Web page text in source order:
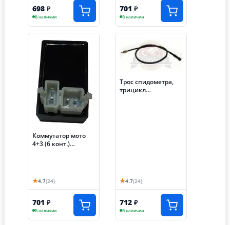
698 ₽
В наличии
701 ₽
В наличии
Коммутатор мото
4+3 (6 конт.)
★4.7(24)
701 ₽
В наличии
Трос спидометра,
трицикл
★4.7(24)
712 ₽
В наличии